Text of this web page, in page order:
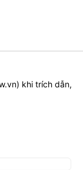
) khi trích dẫn,